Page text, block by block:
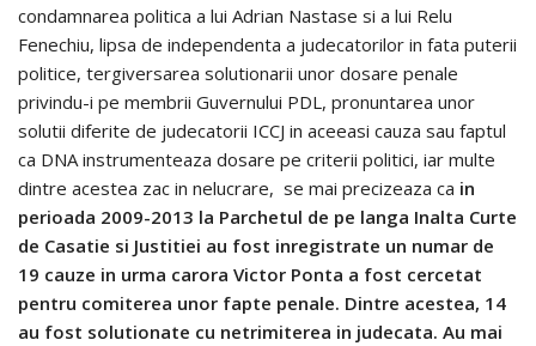
condamnarea politica a lui Adrian Nastase si a lui Relu
Fenechiu, lipsa de independenta a judecatorilor in fata puterii
politice, tergiversarea solutionarii unor dosare penale
privindu-i pe membrii Guvernului PDL, pronuntarea unor
solutii diferite de judecatorii ICCJ in aceeasi cauza sau faptul
ca DNA instrumenteaza dosare pe criterii politici, iar multe
dintre acestea zac in nelucrare, se mai precizeaza ca in
perioada 2009-2013 la Parchetul de pe langa Inalta Curte
de Casatie si Justitiei au fost inregistrate un numar de
19 cauze in urma carora Victor Ponta a fost cercetat
pentru comiterea unor fapte penale. Dintre acestea, 14
au fost solutionate cu netrimiterea in judecata. Au mai